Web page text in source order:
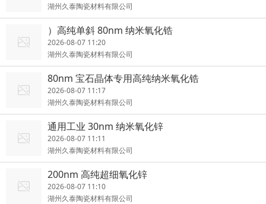
湖州久泰陶瓷材料有限公司
）高纯单斜 80nm 纳米氧化锆
2026-08-07 11:20
湖州久泰陶瓷材料有限公司
80nm 宝石晶体专用高纯纳米氧化锆
2026-08-07 11:17
湖州久泰陶瓷材料有限公司
通用工业 30nm 纳米氧化锌
2026-08-07 11:11
湖州久泰陶瓷材料有限公司
200nm 高纯超细氧化锌
2026-08-07 11:10
湖州久泰陶瓷材料有限公司